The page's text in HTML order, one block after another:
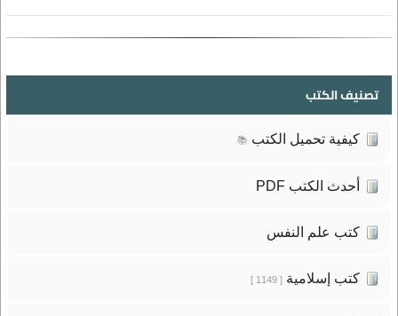
تصنيف الكتب
كيفية تحميل الكتب 📚
أحدث الكتب PDF
كتب علم النفس
كتب إسلامية[ 1149 ]